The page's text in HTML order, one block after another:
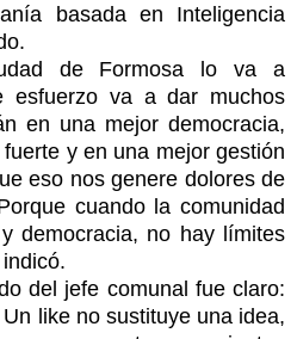
basada en Inteligencia
de Formosa lo va a
esfuerzo va a dar muchos
en una mejor democracia,
y en una mejor gestión
eso nos genere dolores de
cuando la comunidad
democracia, no hay límites
del jefe comunal fue claro:
like no sustituye una idea,